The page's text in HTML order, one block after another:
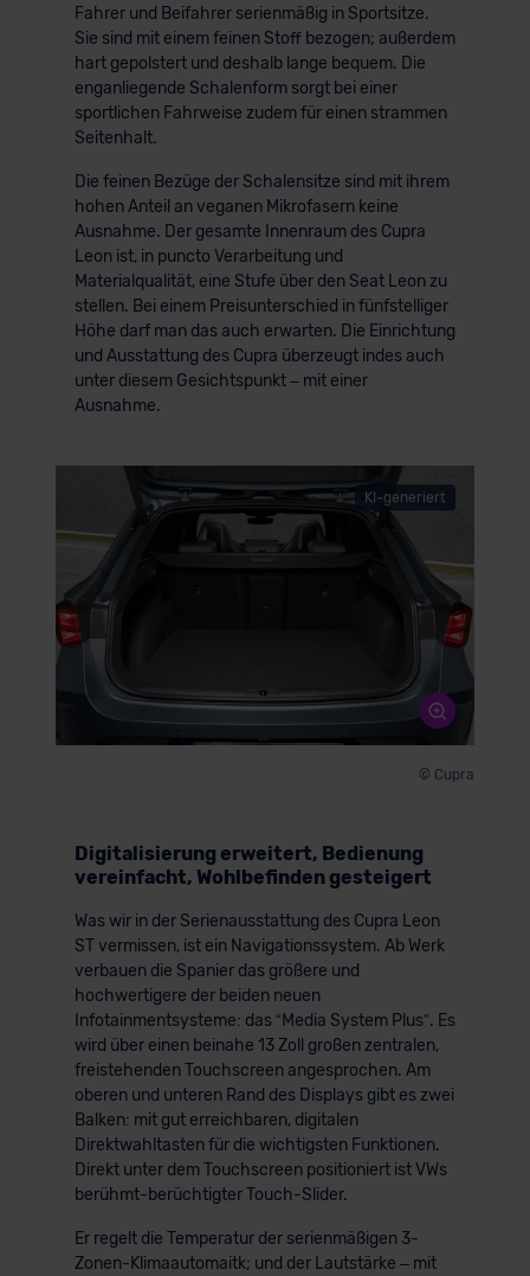
Fahrer und Beifahrer serienmäßig in Sportsitze.
Sie sind mit einem feinen Stoff bezogen; außerdem
hart gepolstert und deshalb lange bequem. Die
enganliegende Schalenform sorgt bei einer
sportlichen Fahrweise zudem für einen strammen
Seitenhalt.
Die feinen Bezüge der Schalensitze sind mit ihrem
hohen Anteil an veganen Mikrofasern keine
Ausnahme. Der gesamte Innenraum des Cupra
Leon ist, in puncto Verarbeitung und
Materialqualität, eine Stufe über den Seat Leon zu
stellen. Bei einem Preisunterschied in fünfstelliger
Höhe darf man das auch erwarten. Die Einrichtung
und Ausstattung des Cupra überzeugt indes auch
unter diesem Gesichtspunkt – mit einer
Ausnahme.
KI-generiert
© Cupra
Digitalisierung erweitert, Bedienung
vereinfacht, Wohlbefinden gesteigert
Was wir in der Serienausstattung des Cupra Leon
ST vermissen, ist ein Navigationssystem. Ab Werk
verbauen die Spanier das größere und
hochwertigere der beiden neuen
Infotainmentsysteme: das “Media System Plus”. Es
wird über einen beinahe 13 Zoll großen zentralen,
freistehenden Touchscreen angesprochen. Am
oberen und unteren Rand des Displays gibt es zwei
Balken: mit gut erreichbaren, digitalen
Direktwahltasten für die wichtigsten Funktionen.
Direkt unter dem Touchscreen positioniert ist VWs
berühmt-berüchtigter Touch-Slider.
Er regelt die Temperatur der serienmäßigen 3-
Zonen-Klimaautomaitk; und der Lautstärke – mit